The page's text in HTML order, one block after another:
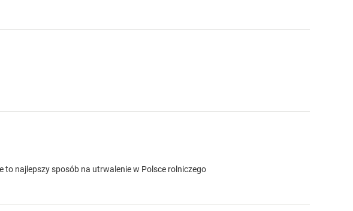
to najlepszy sposób na utrwalenie w Polsce rolniczego